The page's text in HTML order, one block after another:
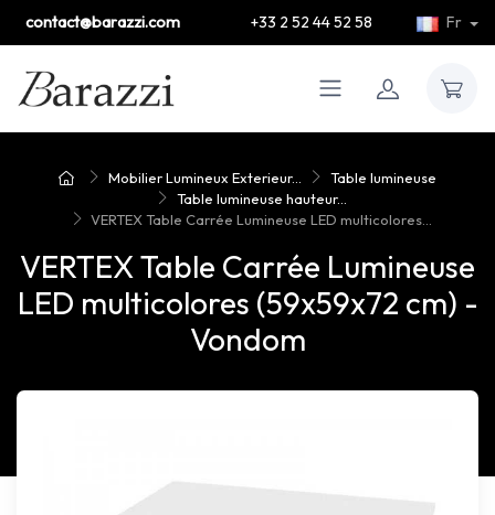
contact@barazzi.com +33 2 52 44 52 58 Fr
Mobilier Lumineux Exterieur...
Table lumineuse
Table lumineuse hauteur...
VERTEX Table Carrée Lumineuse LED multicolores...
VERTEX Table Carrée Lumineuse
LED multicolores (59x59x72 cm) -
Vondom